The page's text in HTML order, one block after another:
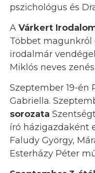
pszichológus és
A Várkert
Többet magunkról
irodalmár
Miklós neves
Szeptember 19-én
Gabriella.
sorozata
író házigazdaként
Faludy György,
Esterházy Péter